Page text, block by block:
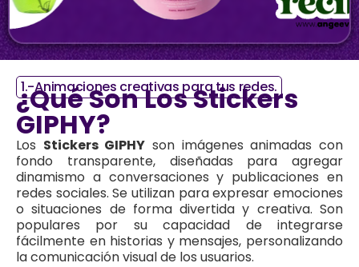
1.-Animaciones creativas para tus redes.
¿Qué Son Los Stickers
GIPHY?
Los Stickers GIPHY son imágenes animadas con
fondo transparente, diseñadas para agregar
dinamismo a conversaciones y publicaciones en
redes sociales. Se utilizan para expresar emociones
o situaciones de forma divertida y creativa. Son
populares por su capacidad de integrarse
fácilmente en historias y mensajes, personalizando
la comunicación visual de los usuarios.